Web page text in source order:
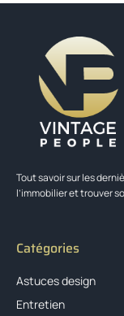
Tout savoir sur les
l’immobilier et trouver
Catégories
Astuces design
Entretien